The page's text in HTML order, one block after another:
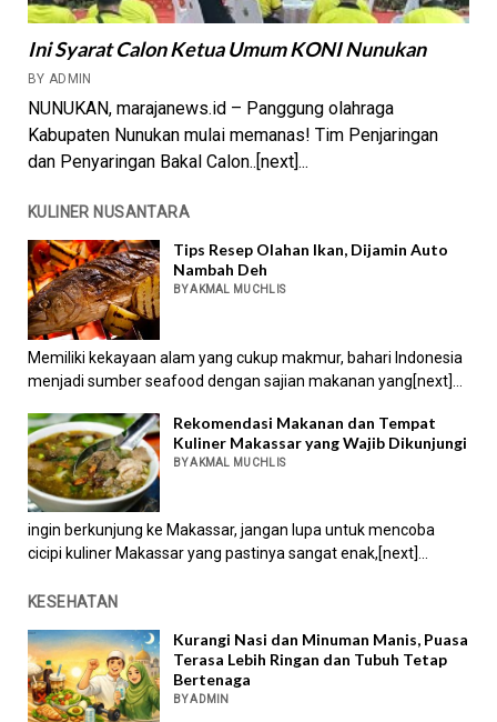
Ini Syarat Calon Ketua Umum KONI Nunukan
BY ADMIN
NUNUKAN, marajanews.id – Panggung olahraga
Kabupaten Nunukan mulai memanas! Tim Penjaringan
dan Penyaringan Bakal Calon..[next]...
KULINER NUSANTARA
Tips Resep Olahan Ikan, Dijamin Auto
Nambah Deh
BY AKMAL MUCHLIS
Memiliki kekayaan alam yang cukup makmur, bahari Indonesia
menjadi sumber seafood dengan sajian makanan yang[next]...
Rekomendasi Makanan dan Tempat
Kuliner Makassar yang Wajib Dikunjungi
BY AKMAL MUCHLIS
ingin berkunjung ke Makassar, jangan lupa untuk mencoba
cicipi kuliner Makassar yang pastinya sangat enak,[next]...
KESEHATAN
Kurangi Nasi dan Minuman Manis, Puasa
Terasa Lebih Ringan dan Tubuh Tetap
Bertenaga
BY ADMIN